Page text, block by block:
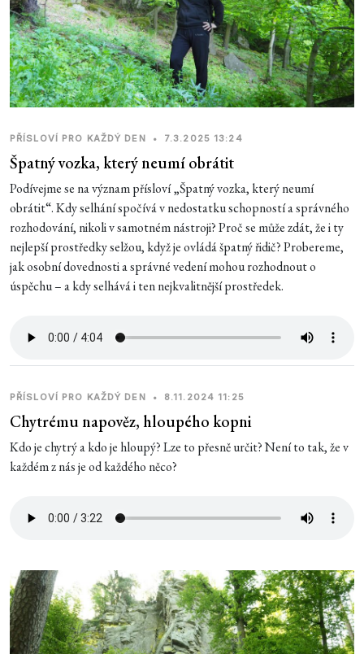
PŘÍSLOVÍ PRO KAŽDÝ DEN • 7.3.2025 13:24
Špatný vozka, který neumí obrátit
Podívejme se na význam přísloví „Špatný vozka, který neumí
obrátit“. Kdy selhání spočívá v nedostatku schopností a správného
rozhodování, nikoli v samotném nástroji? Proč se může zdát, že i ty
nejlepší prostředky selžou, když je ovládá špatný řidič? Probereme,
jak osobní dovednosti a správné vedení mohou rozhodnout o
úspěchu – a kdy selhává i ten nejkvalitnější prostředek.
PŘÍSLOVÍ PRO KAŽDÝ DEN • 8.11.2024 11:25
Chytrému napověz, hloupého kopni
Kdo je chytrý a kdo je hloupý? Lze to přesně určit? Není to tak, že v
každém z nás je od každého něco?